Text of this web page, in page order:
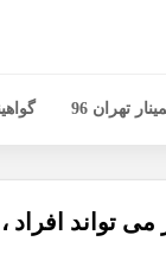
تهران 96
تواند افراد